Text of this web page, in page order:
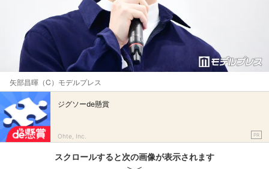
矢部昌暉（C）モデルプレス
ジグソーde懸賞
Ohte, Inc. PR
スクロールすると次の画像が表示されます